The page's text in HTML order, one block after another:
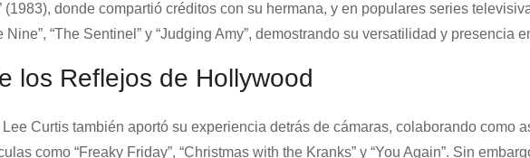
(1983), donde compartió créditos con su hermana, y en populares series
Nine”, “The Sentinel” y “Judging Amy”, demostrando su versatilidad y presencia
los Reflejos de Hollywood
Curtis también aportó su experiencia detrás de cámaras, colaborando como
como “Freaky Friday”, “Christmas with the Kranks” y “You Again”. Sin